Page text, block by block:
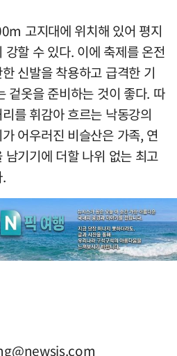
고지대에 위치해 있어 평지
할 수 있다. 이에 축제를 온전
신발을 착용하고 급격한 기
겉옷을 준비하는 것이 좋다. 따
를 휘감아 흐르는 낙동강의
어우러진 비슬산은 가족, 연
남기기에 더할 나위 없는 최고